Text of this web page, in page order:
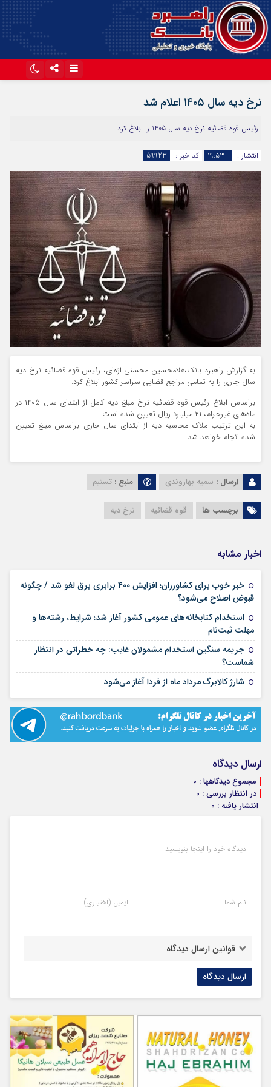
نرخ دیه سال ۱۴۰۵ اعلام شد
رئیس قوه قضائیه نرخ دیه سال 1405 را ابلاغ کرد.
انتشار : - ۱۹:۵۳ کد خبر : 59923
به گزارش راهبرد بانک،غلامحسین محسنی اژه‌ای، رئیس قوه قضائیه نرخ دیه
سال جاری را به تمامی مراجع قضایی سراسر کشور ابلاغ کرد.
براساس ابلاغ رئیس قوه قضائیه نرخ مبلغ دیه کامل از ابتدای سال ۱۴۰۵ در
ماه‌های غیرحرام، ۲۱ میلیارد ریال تعیین شده است.
به این ترتیب ملاک محاسبه دیه از ابتدای سال جاری براساس مبلغ تعیین
شده انجام خواهد شد.
ارسال : سمیه بهاروندی منبع : تسنیم
برچسب ها قوه قضائیه نرخ دیه
اخبار مشابه
خبر خوب برای کشاورزان؛ افزایش ۴۰۰ برابری برق لغو شد / چگونه
قبوض اصلاح می‌شود؟
استخدام کتابخانه‌های عمومی کشور آغاز شد؛ شرایط، رشته‌ها و
مهلت ثبت‌نام
جریمه سنگین استخدام مشمولان غایب: چه خطراتی در انتظار
شماست؟
شارژ کالابرگ مرداد ماه از فردا آغاز می‌شود
ارسال دیدگاه
مجموع دیدگاهها : 0
در انتظار بررسی : 0
انتشار یافته : 0
دیدگاه خود را اینجا بنویسید
نام شما ایمیل (اختیاری)
قوانین ارسال دیدگاه